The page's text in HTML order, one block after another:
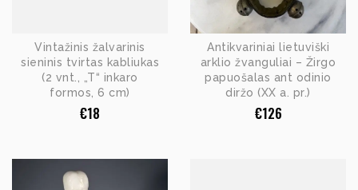
Vintažinis žalvarinis
sieninis tvirtas kabliukas
(2 vnt., „T“ inkaro
formos, 6 cm)
€18
Antikvariniai lietuviški
arklio žvanguliai – Žirgo
papuošalas ant odinio
diržo (XX a. pr.)
€126